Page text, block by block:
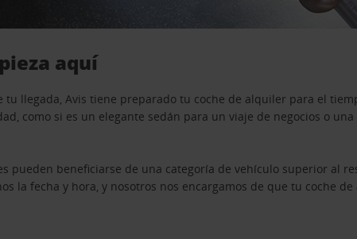
aquí
tu llegada, Avis tiene preparado tu coche de alquiler para el
como si es un elegante sedán para un viaje de negocios o
pueden beneficiarse de una categoría de vehículo superior al
la fecha y hora, y nosotros nos encargamos de que tu coche